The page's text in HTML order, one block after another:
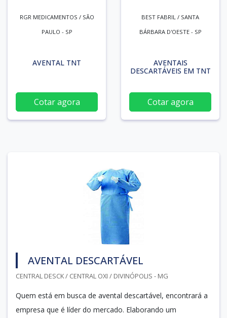
RGR MEDICAMENTOS / SÃO
PAULO - SP
AVENTAL TNT
Cotar agora
BEST FABRIL / SANTA
BÁRBARA D'OESTE - SP
AVENTAIS
DESCARTÁVEIS EM TNT
Cotar agora
AVENTAL DESCARTÁVEL
CENTRAL DESCK / CENTRAL OXI / DIVINÓPOLIS - MG
Quem está em busca de avental descartável, encontrará a
empresa que é líder do mercado. Elaborando um